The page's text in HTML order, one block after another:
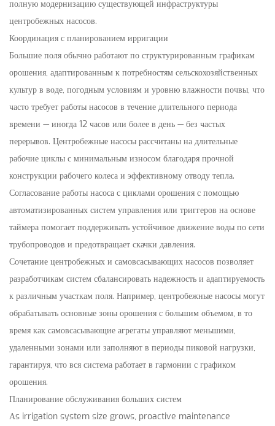
полную модернизацию существующей инфраструктуры
центробежных насосов.
Координация с планированием ирригации
Большие поля обычно работают по структурированным графикам
орошения, адаптированным к потребностям сельскохозяйственных
культур в воде, погодным условиям и уровню влажности почвы, что
часто требует работы насосов в течение длительного периода
времени — иногда 12 часов или более в день — без частых
перерывов. Центробежные насосы рассчитаны на длительные
рабочие циклы с минимальным износом благодаря прочной
конструкции рабочего колеса и эффективному отводу тепла.
Согласование работы насоса с циклами орошения с помощью
автоматизированных систем управления или триггеров на основе
таймера помогает поддерживать устойчивое движение воды по сети
трубопроводов и предотвращает скачки давления.
Сочетание центробежных и самовсасывающих насосов позволяет
разработчикам систем сбалансировать надежность и адаптируемость
к различным участкам поля. Например, центробежные насосы могут
обрабатывать основные зоны орошения с большим объемом, в то
время как самовсасывающие агрегаты управляют меньшими,
удаленными зонами или заполняют в периоды пиковой нагрузки,
гарантируя, что вся система работает в гармонии с графиком
орошения.
Планирование обслуживания больших систем
Аs irrigation system size grows, proactive maintenance